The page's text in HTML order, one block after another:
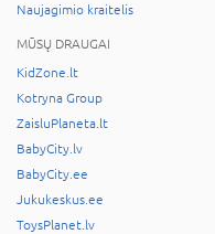
Naujagimio kraitelis
MŪSŲ DRAUGAI
KidZone.lt
Kotryna Group
ZaisluPlaneta.lt
BabyCity.lv
BabyCity.ee
Jukukeskus.ee
ToysPlanet.lv